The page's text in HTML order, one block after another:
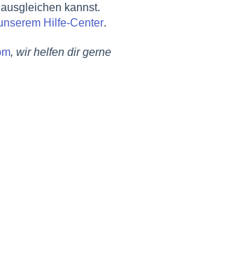
kannst.
Hilfe-Center.
, wir helfen dir gerne